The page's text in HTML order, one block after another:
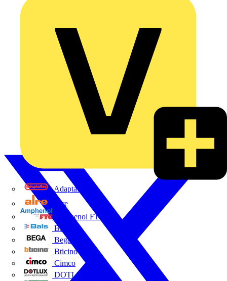
Adaptaflex
Alre
Amphenol FTG
BALS
Bega
Bticino
Cimco
DOTLUX GmbH